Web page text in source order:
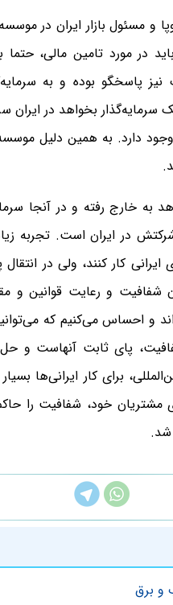
در مورد تامین مالی،
پاسخگو بوده و به
بخواهد در ایران
خارج رفته و در آنجا
در ایران است. تجربه
کار کنند، ولی در
و رعایت قوانین و
و احساس می‌کنیم که
پای ثابت آنهاست و
برای کار ایرانی‌ها
مشتریان خود، شفافیت را
شد.
و برق